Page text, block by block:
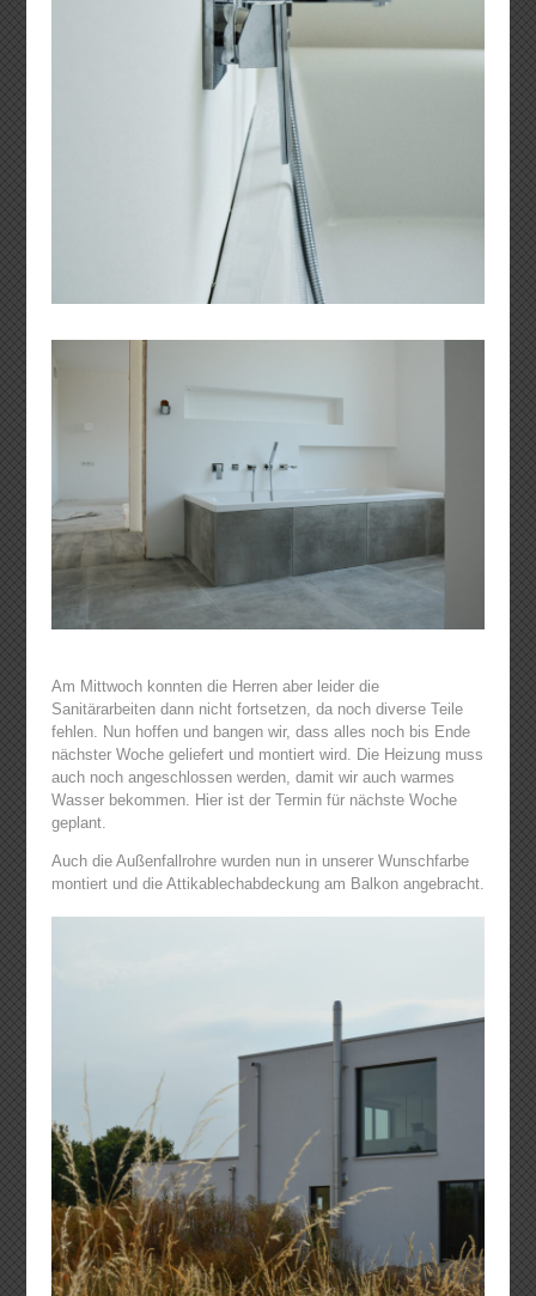
Am Mittwoch konnten die Herren aber leider die
Sanitärarbeiten dann nicht fortsetzen, da noch diverse Teile
fehlen. Nun hoffen und bangen wir, dass alles noch bis Ende
nächster Woche geliefert und montiert wird. Die Heizung muss
auch noch angeschlossen werden, damit wir auch warmes
Wasser bekommen. Hier ist der Termin für nächste Woche
geplant.
Auch die Außenfallrohre wurden nun in unserer Wunschfarbe
montiert und die Attikablechabdeckung am Balkon angebracht.